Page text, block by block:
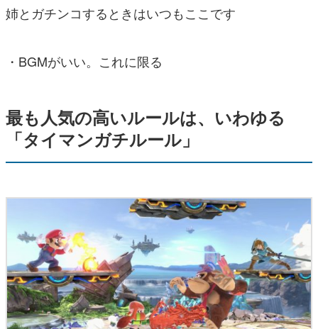
姉とガチンコするときはいつもここです
・BGMがいい。これに限る
最も人気の高いルールは、いわゆる
「タイマンガチルール」